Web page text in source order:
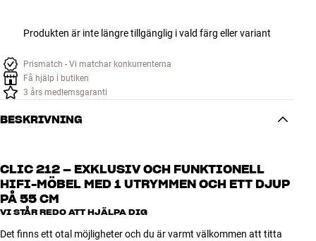
Bygg med ljud
Produkten är inte längre tillgänglig i vald färg eller variant
Prismatch - Vi matchar konkurrenterna
Få hjälp i butiken
3 års medlemsgaranti
BESKRIVNING
CLIC 212 – EXKLUSIV OCH FUNKTIONELL
HIFI-MÖBEL MED 1 UTRYMMEN OCH ETT DJUP
PÅ 55 CM
VI STÅR REDO ATTHJÄLPA DIG
Det finns ett otal möjligheter och du är varmt välkommen att titta